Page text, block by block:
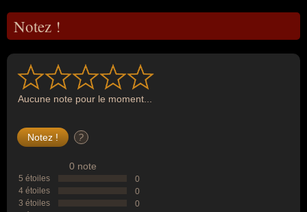
Notez !
Aucune note pour le moment...
?
0 note
5 étoiles
0
4 étoiles
0
3 étoiles
0